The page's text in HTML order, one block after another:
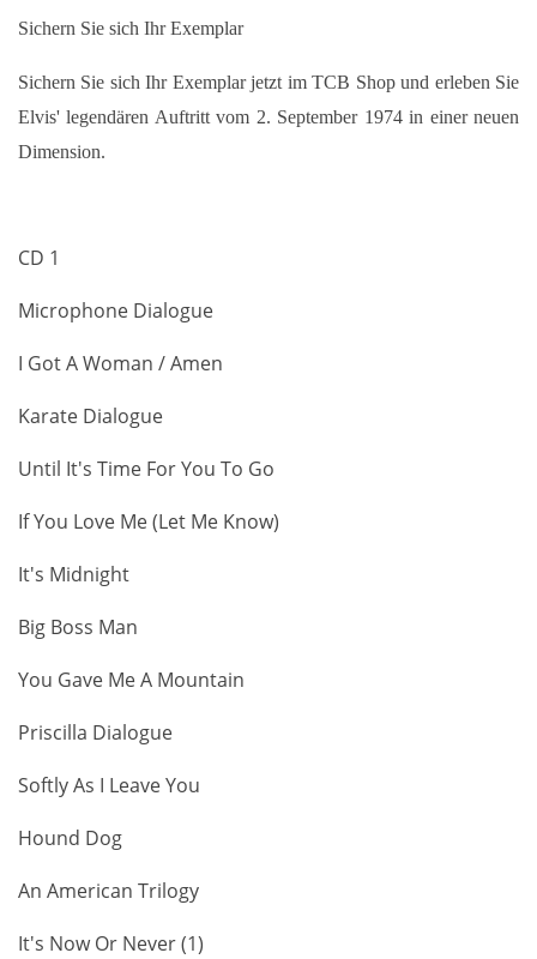
Sichern Sie sich Ihr Exemplar
Sichern Sie sich Ihr Exemplar jetzt im TCB Shop und erleben Sie
Elvis' legendären Auftritt vom 2. September 1974 in einer neuen
Dimension.
CD 1
Microphone Dialogue
I Got A Woman / Amen
Karate Dialogue
Until It's Time For You To Go
If You Love Me (Let Me Know)
It's Midnight
Big Boss Man
You Gave Me A Mountain
Priscilla Dialogue
Softly As I Leave You
Hound Dog
An American Trilogy
It's Now Or Never (1)